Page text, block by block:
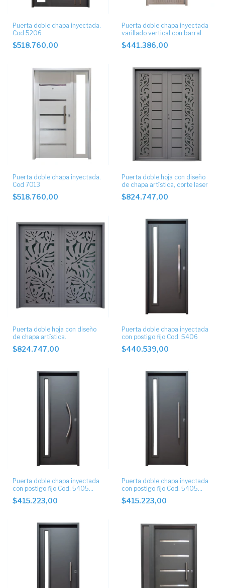
Puerta doble chapa inyectada.
Cod 5206
$518.760,00
Puerta doble chapa inyectada
varillado vertical con barral
$441.386,00
Puerta doble chapa inyectada.
Cod 7013
$518.760,00
Puerta doble hoja con diseño
de chapa artística, corte laser
$824.747,00
Puerta doble hoja con diseño
de chapa artística.
$824.747,00
Puerta doble chapa inyectada
con postigo fijo Cod. 5406
$440.539,00
Puerta doble chapa inyectada
con postigo fijo Cod. 5405
barral curvo
$415.223,00
Puerta doble chapa inyectada
con postigo fijo Cod. 5405
barral recto.
$415.223,00